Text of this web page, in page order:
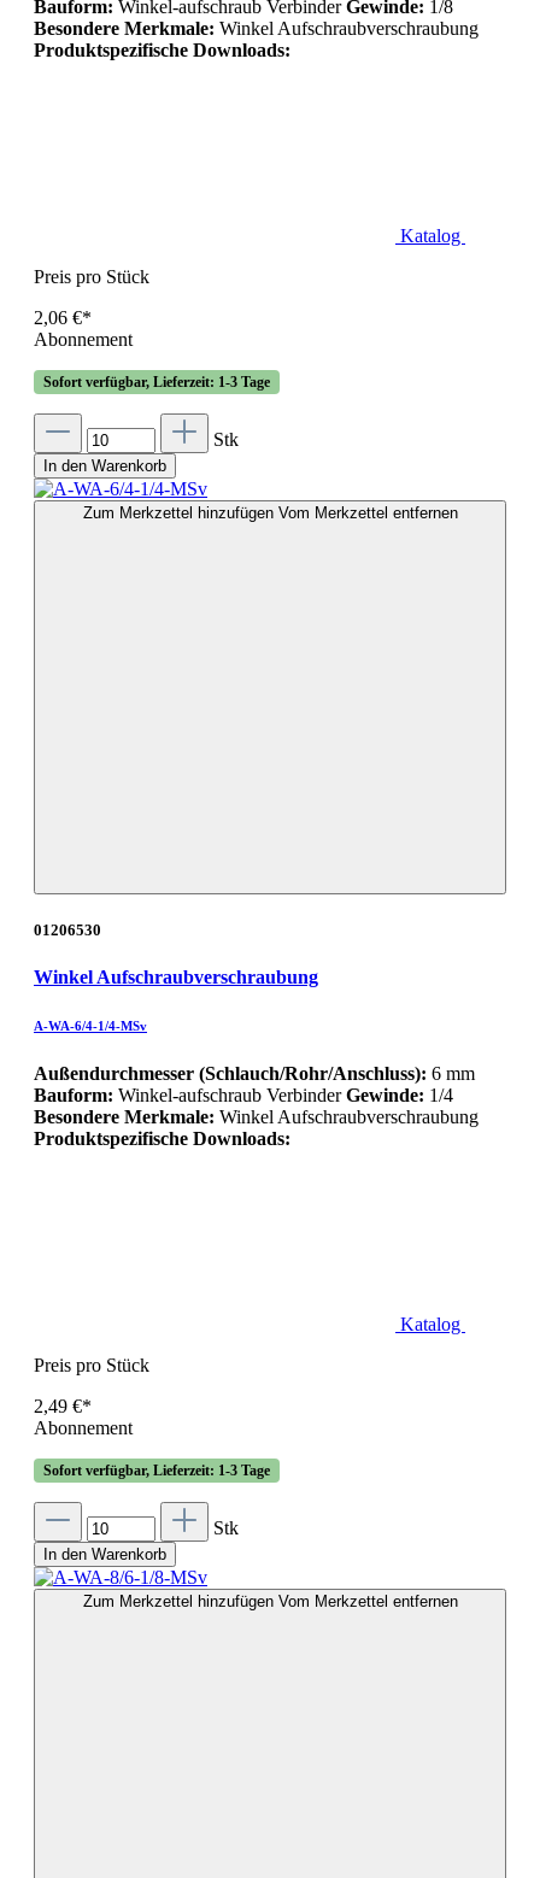
Bauform: Winkel-aufschraub VerbinderGewinde: 1/8
Besondere Merkmale: Winkel Aufschraubverschraubung
Produktspezifische Downloads:
Katalog
Preis pro Stück
2,06 €*
Abonnement
Sofort verfügbar, Lieferzeit: 1-3 Tage
Stk
In den Warenkorb
Zum Merkzettel hinzufügen Vom Merkzettel entfernen
01206530
Winkel Aufschraubverschraubung
A-WA-6/4-1/4-MSv
Außendurchmesser (Schlauch/Rohr/Anschluss): 6 mm
Bauform: Winkel-aufschraub VerbinderGewinde: 1/4
Besondere Merkmale: Winkel Aufschraubverschraubung
Produktspezifische Downloads:
Katalog
Preis pro Stück
2,49 €*
Abonnement
Sofort verfügbar, Lieferzeit: 1-3 Tage
Stk
In den Warenkorb
Zum Merkzettel hinzufügen Vom Merkzettel entfernen